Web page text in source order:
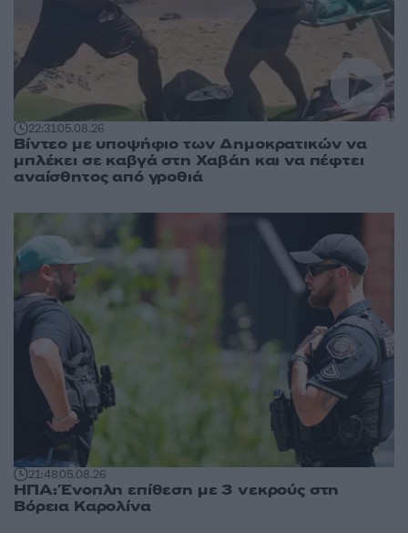
22:3105.08.26
Βίντεο με υποψήφιο των Δημοκρατικών να
μπλέκει σε καβγά στη Χαβάη και να πέφτει
αναίσθητος από γροθιά
21:4805.08.26
ΗΠΑ: Ένοπλη επίθεση με 3 νεκρούς στη
Βόρεια Καρολίνα